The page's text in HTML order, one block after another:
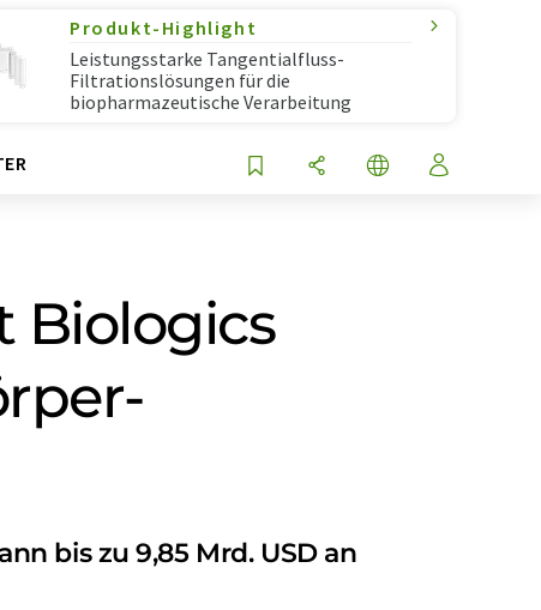
Produkt-Highlight
Leistungsstarke Tangentialfluss-
Filtrationslösungen für die
biopharmazeutische Verarbeitung
Biologics
bis zu 9,85 Mrd. USD an